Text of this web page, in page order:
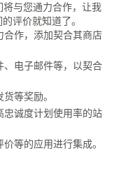
与您通力合作，让我
评价就知道了。
合作，添加契合其商店
、电子邮件等，以契合
等奖励。
忠诚度计划使用率的站
等的应用进行集成。